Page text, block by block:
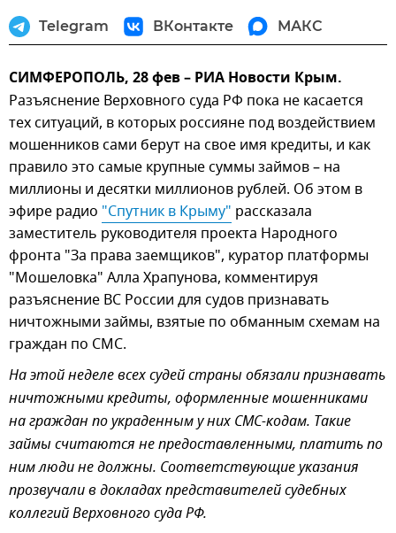
Telegram ВКонтакте МАКС
СИМФЕРОПОЛЬ, 28 фев – РИА Новости Крым.
Разъяснение Верховного суда РФ пока не касается
тех ситуаций, в которых россияне под воздействием
мошенников сами берут на свое имя кредиты, и как
правило это самые крупные суммы займов – на
миллионы и десятки миллионов рублей. Об этом в
эфире радио "Спутник в Крыму" рассказала
заместитель руководителя проекта Народного
фронта "За права заемщиков", куратор платформы
"Мошеловка" Алла Храпунова, комментируя
разъяснение ВС России для судов признавать
ничтожными займы, взятые по обманным схемам на
граждан по СМС.
На этой неделе всех судей страны обязали признавать
ничтожными кредиты, оформленные мошенниками
на граждан по украденным у них СМС-кодам. Такие
займы считаются не предоставленными, платить по
ним люди не должны. Соответствующие указания
прозвучали в докладах представителей судебных
коллегий Верховного суда РФ.